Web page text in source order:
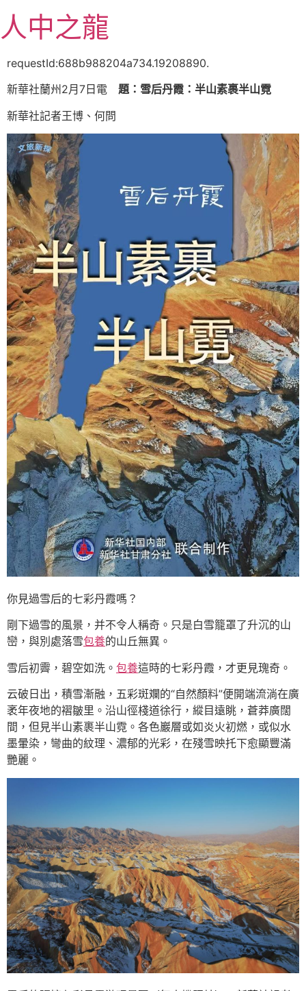
至
主
容
人中之龍
requestId:688b988204a734.19208890.
新華社蘭州2月7日電 題：雪后丹霞：半山素裹半山霓
新華社記者王博、何問
你見過雪后的七彩丹霞嗎？
剛下過雪的風景，并不令人稱奇。只是白雪籠罩了升沉的山
巒，與別處落雪包養的山丘無異。
雪后初霽，碧空如洗。 包養這時的七彩丹霞，才更見瑰奇。
云破日出，積雪漸融，五彩斑斕的“自然顏料”便開端流淌在廣
袤年夜地的褶皺里。沿山徑棧道徐行，縱目遠眺，蒼莽廣闊
間，但見半山素裹半山霓。各色巖層或如炎火初燃，或似水
墨暈染，彎曲的紋理、濃郁的光彩，在殘雪映托下愈顯豐滿
艷麗。